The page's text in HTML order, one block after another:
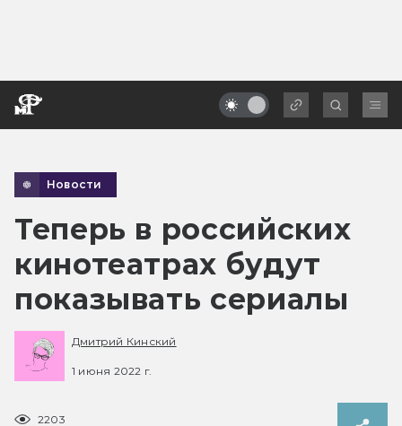
Новости
Теперь в российских
кинотеатрах будут
показывать сериалы
Дмитрий Кинский
1 июня 2022 г.
2203